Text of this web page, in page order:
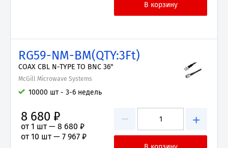
RG59-NM-BM(QTY:3Ft)
COAX CBL N-TYPE TO BNC 36"
McGill Microwave Systems
10000 шт - 3-6 недель
− +
8 680 ₽
от 1 шт — 8 680 ₽
от 10 шт — 7 967 ₽